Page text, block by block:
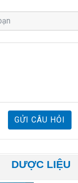
GỬI CÂU HỎI
DƯỢC LIỆU